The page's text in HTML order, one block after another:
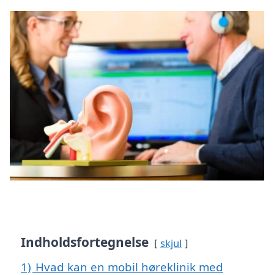
Indholdsfortegnelse skjul
1) Hvad kan en mobil høreklinik med